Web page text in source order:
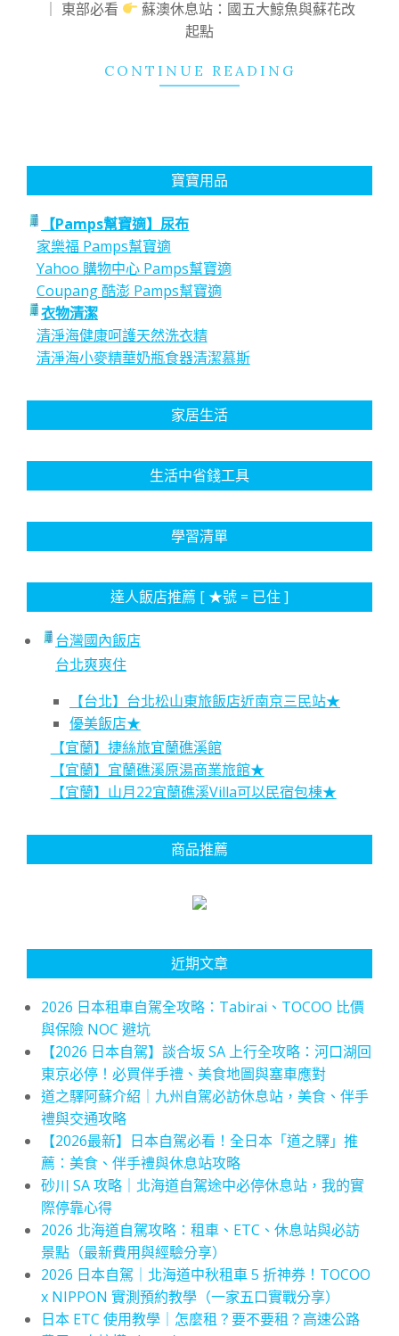
｜ 東部必看
蘇澳休息站：國五大鯨魚與蘇花改
起點
CONTINUE READING
寶寶用品
【Pamps幫寶適】尿布
家樂福 Pamps幫寶適
Yahoo 購物中心 Pamps幫寶適
Coupang 酷澎 Pamps幫寶適
衣物清潔
清淨海健康呵護天然洗衣精
清淨海小麥精華奶瓶食器清潔慕斯
家居生活
生活中省錢工具
學習清單
達人飯店推薦 [ ★號 = 已住 ]
台灣國內飯店
台北爽爽住
【台北】台北松山東旅飯店近南京三民站★
優美飯店★
【宜蘭】捷絲旅宜蘭礁溪館
【宜蘭】宜蘭礁溪原湯商業旅館★
【宜蘭】山月22宜蘭礁溪Villa可以民宿包棟★
商品推薦
近期文章
2026 日本租車自駕全攻略：Tabirai、TOCOO 比價
與保險 NOC 避坑
【2026 日本自駕】談合坂 SA 上行全攻略：河口湖回
東京必停！必買伴手禮、美食地圖與塞車應對
道之驛阿蘇介紹｜九州自駕必訪休息站，美食、伴手
禮與交通攻略
【2026最新】日本自駕必看！全日本「道之驛」推
薦：美食、伴手禮與休息站攻略
砂川 SA 攻略｜北海道自駕途中必停休息站，我的實
際停靠心得
2026 北海道自駕攻略：租車、ETC、休息站與必訪
景點（最新費用與經驗分享）
2026 日本自駕｜北海道中秋租車 5 折神券！TOCOO
x NIPPON 實測預約教學（一家五口實戰分享）
日本 ETC 使用教學｜怎麼租？要不要租？高速公路